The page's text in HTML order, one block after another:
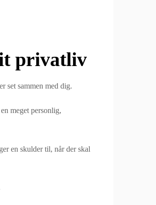
privatliv
set sammen med dig.
meget personlig,
en skulder til, når der skal